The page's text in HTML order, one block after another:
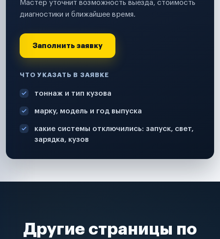
Мастер уточнит возможность выезда, стоимость
диагностики и ближайшее время.
Заполнить заявку
ЧТО УКАЗАТЬ В ЗАЯВКЕ
тоннаж и тип кузова
марку, модель и год выпуска
какие системы отключились: запуск, свет,
зарядка, кузов
Другие страницы по